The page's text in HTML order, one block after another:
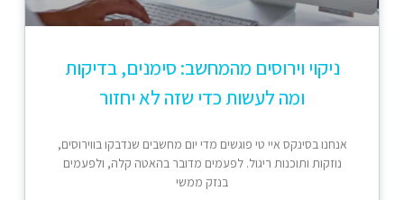
ניקוי וירוסים מהמחשב: סימנים, בדיקות
ומה לעשות כדי שזה לא יחזור
אנחנו בסינקס איי טי פוגשים מדי יום מחשבים שנדבקו בווירוסים,
נוזקות ותוכנות ריגול. לפעמים מדובר בהאטה קלה, ולפעמים
בנזק ממשי